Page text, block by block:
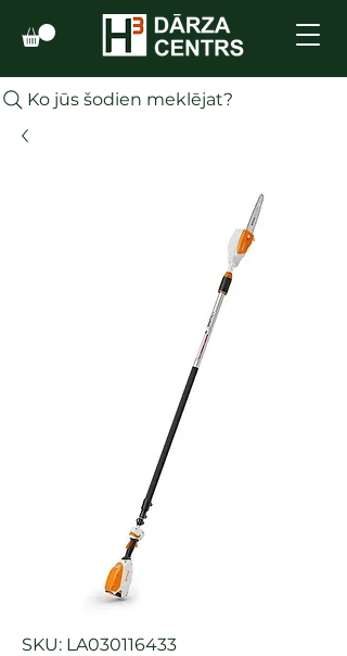
Ko jūs šodien meklējat?
SKU: LA030116433